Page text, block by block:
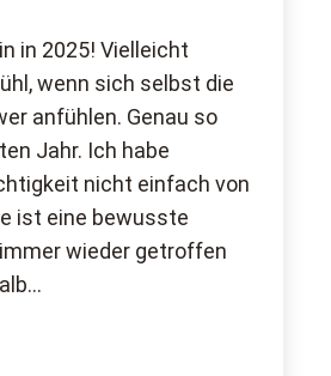
in 2025! Vielleicht
wenn sich selbst die
anfühlen. Genau so
Jahr. Ich habe
nicht einfach von
ist eine bewusste
wieder getroffen